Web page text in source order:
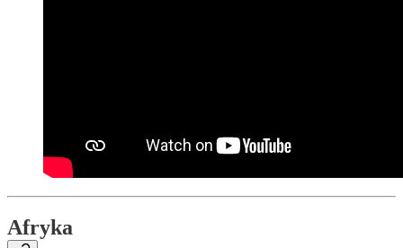
Afryka